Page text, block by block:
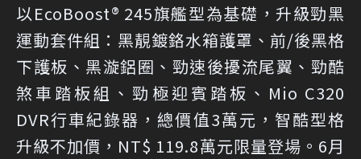
以EcoBoost® 245旗艦型為基礎，升級勁黑
運動套件組：黑靚鍍鉻水箱護罩、前/後黑格
下護板、黑漩鋁圈、勁速後擾流尾翼、勁酷
煞車踏板組、勁極迎賓踏板、Mio C320
DVR行車紀錄器，總價值3萬元，智酷型格
升級不加價，NT$ 119.8萬元限量登場。6月